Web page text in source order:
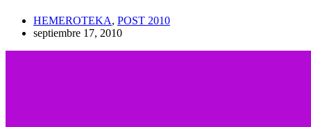
HEMEROTEKA, POST 2010
septiembre 17, 2010